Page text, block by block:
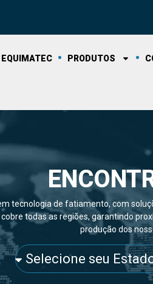
EQUIMATEC PRODUTOS
tecnologia de fatiamento, com
cobre todas as regiões, garantindo
produção dos